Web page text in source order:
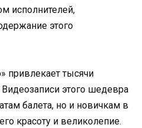
исполнителей,
этого
привлекает тысячи
этого шедевра
балета, но и новичкам в
красоту и великолепие.